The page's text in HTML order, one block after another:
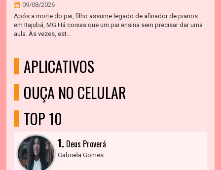
09/08/2026
Após a morte do pai, filho assume legado de afinador de pianos
em Itajubá, MG Há coisas que um pai ensina sem precisar dar uma
aula. Às vezes, est...
APLICATIVOS
OUÇA NO CELULAR
TOP 10
1. Deus Proverá
Gabriela Gomes